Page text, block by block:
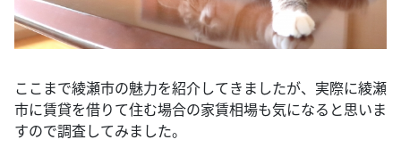
ここまで綾瀬市の魅力を紹介してきましたが、実際に綾瀬
市に賃貸を借りて住む場合の家賃相場も気になると思いま
すので調査してみました。